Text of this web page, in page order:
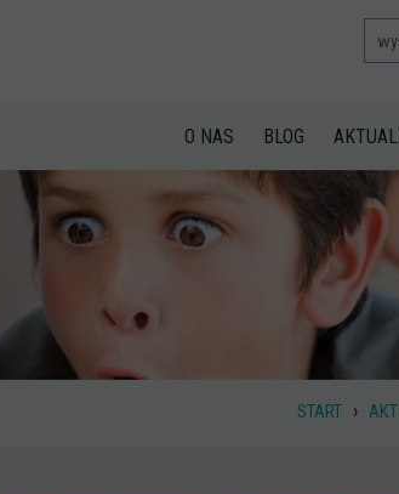
O NAS BLOG
START ›